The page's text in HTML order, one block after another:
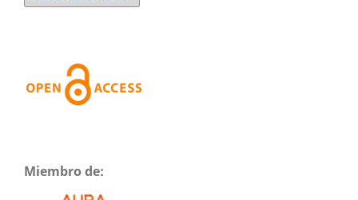
Miembro de: